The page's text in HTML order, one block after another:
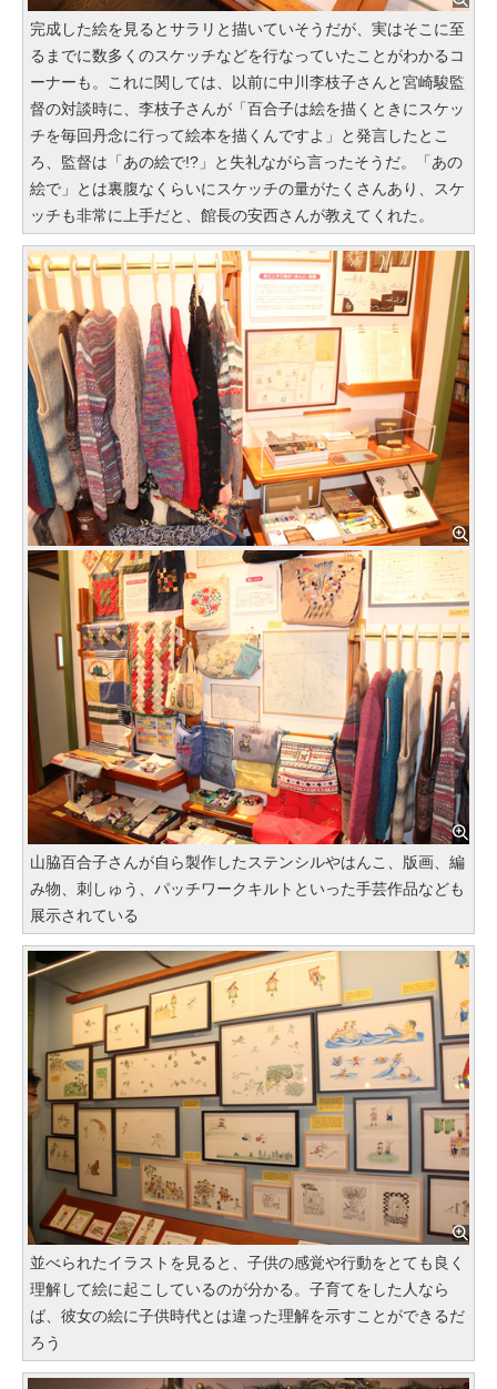
完成した絵を見るとサラリと描いていそうだが、実はそこに至
るまでに数多くのスケッチなどを行なっていたことがわかるコ
ーナーも。これに関しては、以前に中川李枝子さんと宮崎駿監
督の対談時に、李枝子さんが「百合子は絵を描くときにスケッ
チを毎回丹念に行って絵本を描くんですよ」と発言したとこ
ろ、監督は「あの絵で!?」と失礼ながら言ったそうだ。「あの
絵で」とは裏腹なくらいにスケッチの量がたくさんあり、スケ
ッチも非常に上手だと、館長の安西さんが教えてくれた。
山脇百合子さんが自ら製作したステンシルやはんこ、版画、編
み物、刺しゅう、パッチワークキルトといった手芸作品なども
展示されている
並べられたイラストを見ると、子供の感覚や行動をとても良く
理解して絵に起こしているのが分かる。子育てをした人なら
ば、彼女の絵に子供時代とは違った理解を示すことができるだ
ろう